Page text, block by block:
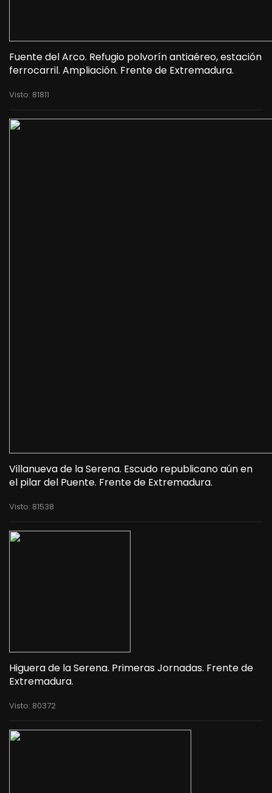
Fuente del Arco. Refugio polvorín antiaéreo, estación
ferrocarril. Ampliación. Frente de Extremadura.
Visto: 81811
Villanueva de la Serena. Escudo republicano aún en
el pilar del Puente. Frente de Extremadura.
Visto: 81538
Higuera de la Serena. Primeras Jornadas. Frente de
Extremadura.
Visto: 80372